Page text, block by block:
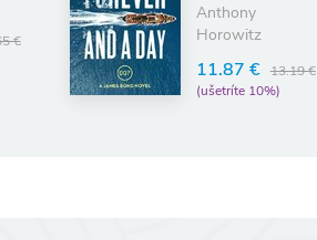
€
Anthony
Horowitz
11.87 € 13.19 €
(ušetríte 10%)